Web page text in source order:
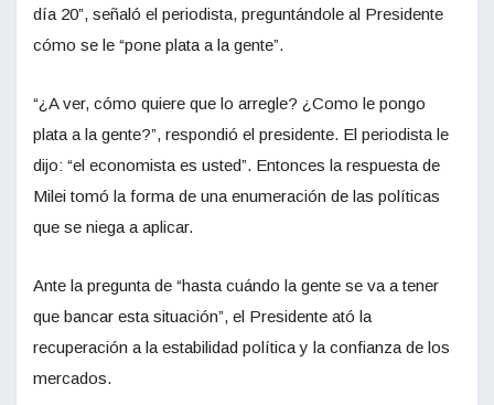
día 20”, señaló el periodista, preguntándole al Presidente
cómo se le “pone plata a la gente”.
“¿A ver, cómo quiere que lo arregle? ¿Como le pongo
plata a la gente?”, respondió el presidente. El periodista le
dijo: “el economista es usted”. Entonces la respuesta de
Milei tomó la forma de una enumeración de las políticas
que se niega a aplicar.
Ante la pregunta de “hasta cuándo la gente se va a tener
que bancar esta situación”, el Presidente ató la
recuperación a la estabilidad política y la confianza de los
mercados.